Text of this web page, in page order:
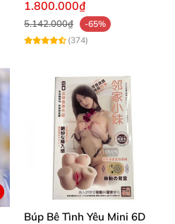
1.800.000₫
5.142.000₫
-65%
(374)
Búp Bê Tình Yêu Mini 6D